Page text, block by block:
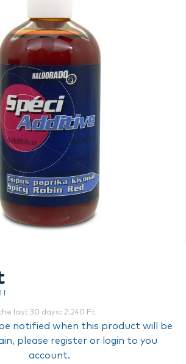
last 30 days: 2.240 Ft
notified when this product will be
please register or login to you
account.